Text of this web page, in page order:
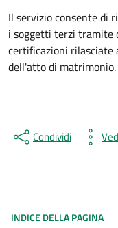
Il servizio consente di
i soggetti terzi tramite
certificazioni
dell'atto di matrimonio.
Condividi
INDICE DELLA PAGINA